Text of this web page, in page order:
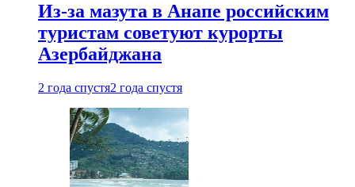
Из-за мазута в Анапе российским
туристам советуют курорты
Азербайджана
2 года спустя2 года спустя